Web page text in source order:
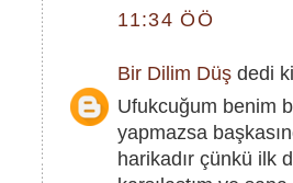
11:34 ÖÖ
Bir Dilim Düş dedi
Ufukcuğum benim
yapmazsa
harikadır çünkü ilk